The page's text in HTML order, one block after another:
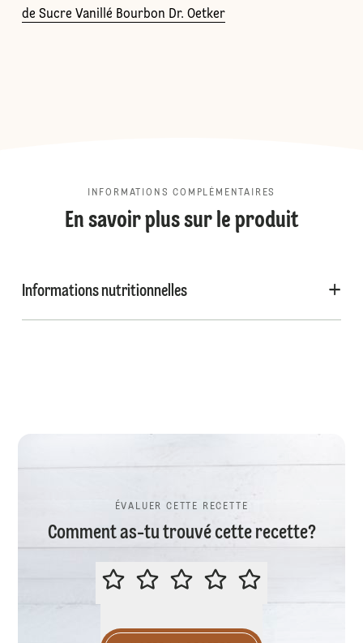
de Sucre Vanillé Bourbon Dr. Oetker
INFORMATIONS COMPLÉMENTAIRES
En savoir plus sur le produit
Informations nutritionnelles
ÉVALUER CETTE RECETTE
Comment as-tu trouvé cette recette?
ÉVALUER CETTE RECETTE